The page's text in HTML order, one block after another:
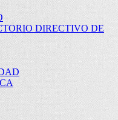
DIRECTIVO DE